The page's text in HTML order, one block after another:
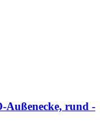
Außenecke, rund -